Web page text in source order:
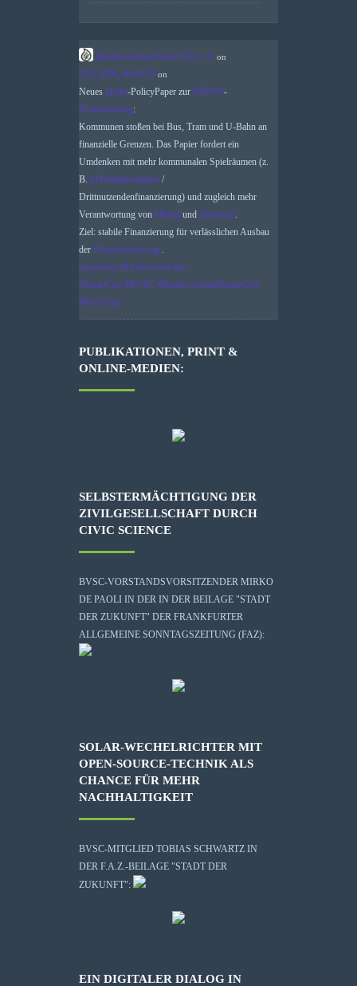
Bundesverband Smart City e.V. on
25.2.2026, 06:40:59 on
Neues #Difu-PolicyPaper zur #ÖPNV-
#Finanzierung:
Kommunen stoßen bei Bus, Tram und U-Bahn an
finanzielle Grenzen. Das Papier fordert ein
Umdenken mit mehr kommunalen Spielräumen (z.
B. #Mobilitätsabgabe /
Drittnutzendenfinanzierung) und zugleich mehr
Verantwortung von #Bund und #Ländern.
Ziel: stabile Finanzierung für verlässlichen Ausbau
der #Daseinsvorsorge.
repository.difu.de/server/api/
#SmartCity #BVSC #BundesverbandSmartCity
#BVSCnet
PUBLIKATIONEN, PRINT &
ONLINE-MEDIEN:
SELBSTERMÄCHTIGUNG DER
ZIVILGESELLSCHAFT DURCH
CIVIC SCIENCE
BVSC-VORSTANDSVORSITZENDER MIRKO
DE PAOLI IN DER IN DER BEILAGE "STADT
DER ZUKUNFT" DER FRANKFURTER
ALLGEMEINE SONNTAGSZEITUNG (FAZ):
SOLAR-WECHELRICHTER MIT
OPEN-SOURCE-TECHNIK ALS
CHANCE FÜR MEHR
NACHHALTIGKEIT
BVSC-MITGLIED TOBIAS SCHWARTZ IN
DER F.A.Z.-BEILAGE "STADT DER
ZUKUNFT":
EIN DIGITALER DIALOG IN